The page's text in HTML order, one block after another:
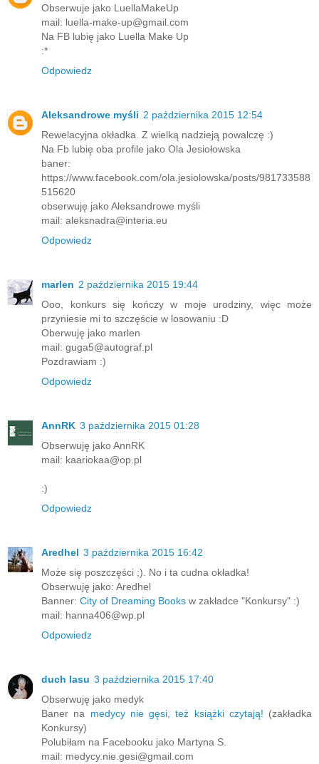
Obserwuje jako LuellaMakeUp
mail: luella-make-up@gmail.com
Na FB lubię jako Luella Make Up
:*
Odpowiedz
Aleksandrowe myśli 2 października 2015 12:54
Rewelacyjna okładka. Z wielką nadzieją powalczę :)
Na Fb lubię oba profile jako Ola Jesiołowska
baner:
https://www.facebook.com/ola.jesiolowska/posts/981733588
515620
obserwuję jako Aleksandrowe myśli
mail: aleksnadra@interia.eu
Odpowiedz
marlen 2 października 2015 19:44
Ooo, konkurs się kończy w moje urodziny, więc może
przyniesie mi to szczęście w losowaniu :D
Oberwuję jako marlen
mail: guga5@autograf.pl
Pozdrawiam :)
Odpowiedz
AnnRK 3 października 2015 01:28
Obserwuję jako AnnRK
mail: kaariokaa@op.pl
:)
Odpowiedz
Aredhel 3 października 2015 16:42
Może się poszczęści ;). No i ta cudna okładka!
Obserwuję jako: Aredhel
Banner: City of Dreaming Books w zakładce "Konkursy" :)
mail: hanna406@wp.pl
Odpowiedz
duch lasu 3 października 2015 17:40
Obserwuję jako medyk
Baner na medycy nie gęsi, też książki czytają! (zakładka
Konkursy)
Polubiłam na Facebooku jako Martyna S.
mail: medycy.nie.gesi@gmail.com